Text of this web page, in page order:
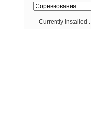
Currently installed